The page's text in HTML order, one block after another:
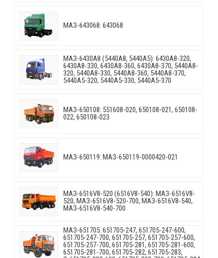
МАЗ-643068: 643068
МАЗ-6430A8 (5440A8, 5440A5): 6430A8-320,
6430A8-330, 6430A8-360, 6430A8-370, 5440A8-
320, 5440A8-330, 5440A8-360, 5440A8-370,
5440A5-320, 5440A5-330, 5440A5-370
МАЗ-650108: 551608-020, 650108-021, 650108-
022, 650108-023
МАЗ-650119: МАЗ-650119-0000420-021
МАЗ-6516V8-520 (6516V8-540): МАЗ-6516V8-
520, МАЗ-6516V8-520-700, МАЗ-6516V8-540,
МАЗ-6516V8-540-700
МАЗ-651705: 651705-247, 651705-247-600,
651705-247-700, 651705-257, 651705-257-600,
651705-257-700, 651705-281, 651705-281-600,
651705-281-700, 651705-282, 651705-283,